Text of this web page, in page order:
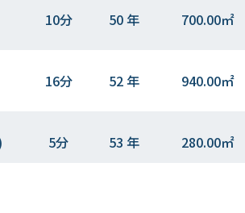
10分 50 年 700.00㎡
16分 52 年 940.00㎡
5分 53 年 280.00㎡